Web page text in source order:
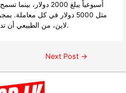
أسبوعياً يبلغ 2000
مثل 5000 دولار في كل
لاين، من الطبيعي أن تدور في ذهنك الكثير من الأسئلة.
Next Post →